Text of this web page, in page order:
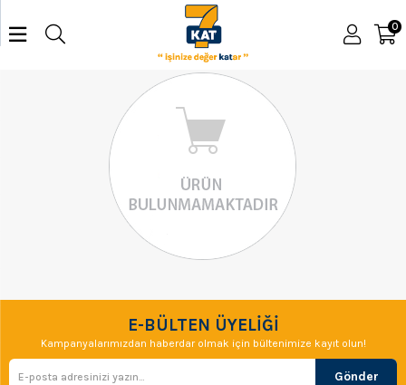
0
E-BÜLTEN ÜYELİĞİ
Kampanyalarımızdan haberdar olmak için bültenimize kayıt olun!
Gönder